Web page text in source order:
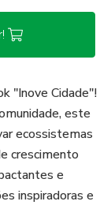
"Inove Cidade"!
este
ecossistemas
crescimento
e
inspiradoras e